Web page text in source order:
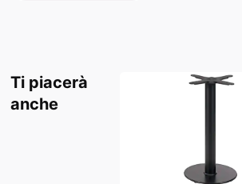
Ti piacerà
anche